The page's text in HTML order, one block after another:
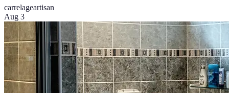
carrelageartisan
Aug 3